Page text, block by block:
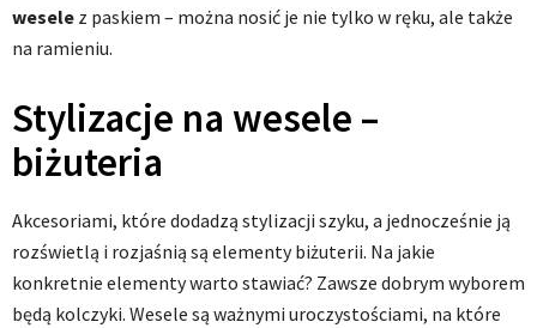
wesele z paskiem – można nosić je nie tylko w ręku, ale także
na ramieniu.
Stylizacje na wesele –
biżuteria
Akcesoriami, które dodadzą stylizacji szyku, a jednocześnie ją
rozświetlą i rozjaśnią są elementy biżuterii. Na jakie
konkretnie elementy warto stawiać? Zawsze dobrym wyborem
będą kolczyki. Wesele są ważnymi uroczystościami, na które